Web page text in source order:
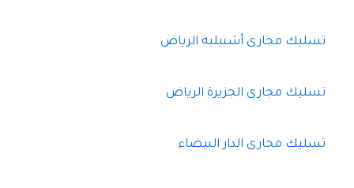
تسليك مجارى أشبيليه الرياض
تسليك مجارى الجزيرة الرياض
تسليك مجارى الدار البيضاء